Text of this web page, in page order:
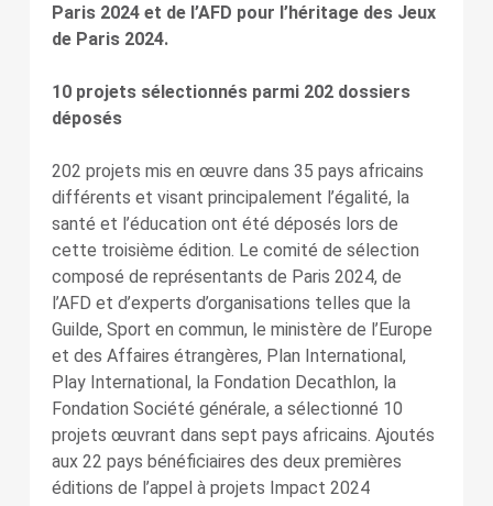
Paris 2024 et de l’AFD pour l’héritage des Jeux
de Paris 2024.
10 projets sélectionnés parmi 202 dossiers
déposés
202 projets mis en œuvre dans 35 pays africains
différents et visant principalement l’égalité, la
santé et l’éducation ont été déposés lors de
cette troisième édition. Le comité de sélection
composé de représentants de Paris 2024, de
l’AFD et d’experts d’organisations telles que la
Guilde, Sport en commun, le ministère de l’Europe
et des Affaires étrangères, Plan International,
Play International, la Fondation Decathlon, la
Fondation Société générale, a sélectionné 10
projets œuvrant dans sept pays africains. Ajoutés
aux 22 pays bénéficiaires des deux premières
éditions de l’appel à projets Impact 2024